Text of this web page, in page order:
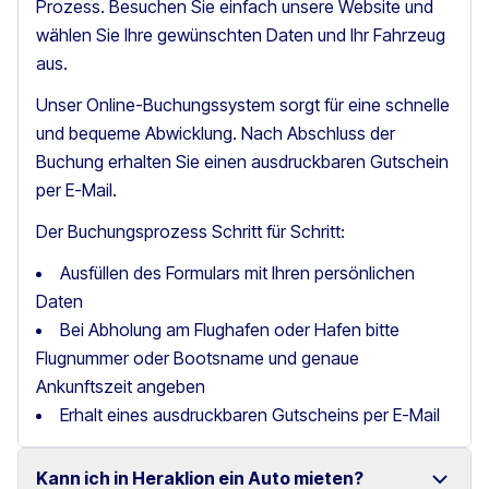
Prozess. Besuchen Sie einfach unsere Website und
wählen Sie Ihre gewünschten Daten und Ihr Fahrzeug
aus.
Unser Online-Buchungssystem sorgt für eine schnelle
und bequeme Abwicklung. Nach Abschluss der
Buchung erhalten Sie einen ausdruckbaren Gutschein
per E-Mail.
Der Buchungsprozess Schritt für Schritt:
Ausfüllen des Formulars mit Ihren persönlichen
Daten
Bei Abholung am Flughafen oder Hafen bitte
Flugnummer oder Bootsname und genaue
Ankunftszeit angeben
Erhalt eines ausdruckbaren Gutscheins per E-Mail
Kann ich in Heraklion ein Auto mieten?